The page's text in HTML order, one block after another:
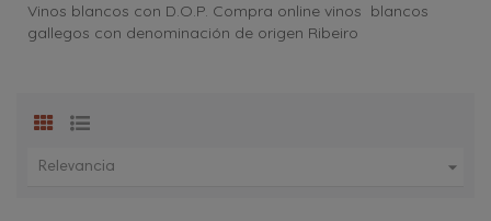
Vinos blancos con D.O.P. Compra online vinos blancos
gallegos con denominación de origen Ribeiro
Relevancia 